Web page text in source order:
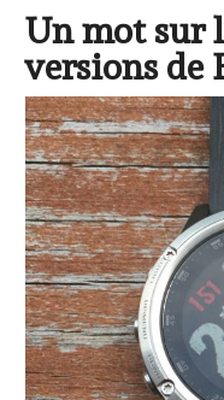
Un mot sur
versions de